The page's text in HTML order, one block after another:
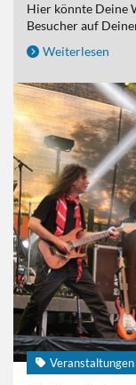
Hier könnte Deine
Besucher auf
Weiterlesen
Veranstaltungen